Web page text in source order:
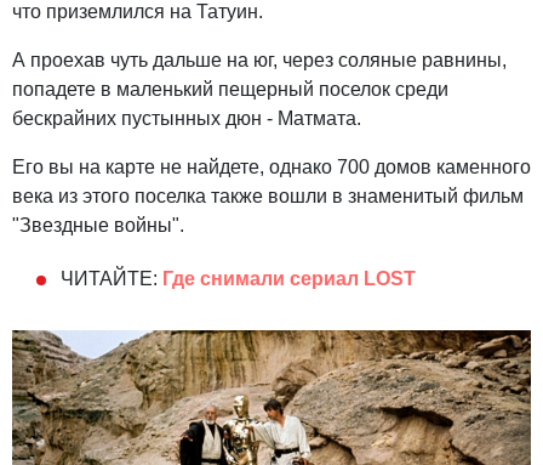
что приземлился на Татуин.
А проехав чуть дальше на юг, через соляные равнины,
попадете в маленький пещерный поселок среди
бескрайних пустынных дюн - Матмата.
Его вы на карте не найдете, однако 700 домов каменного
века из этого поселка также вошли в знаменитый фильм
"Звездные войны".
ЧИТАЙТЕ: Где снимали сериал LOST